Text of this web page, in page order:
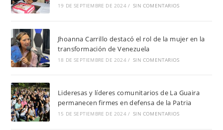
19 DE SEPTIEMBRE DE 2024 / SIN COMENTARIOS
Jhoanna Carrillo destacó el rol de la mujer en la
transformación de Venezuela
18 DE SEPTIEMBRE DE 2024 / SIN COMENTARIOS
Lideresas y líderes comunitarios de La Guaira
permanecen firmes en defensa de la Patria
15 DE SEPTIEMBRE DE 2024 / SIN COMENTARIOS